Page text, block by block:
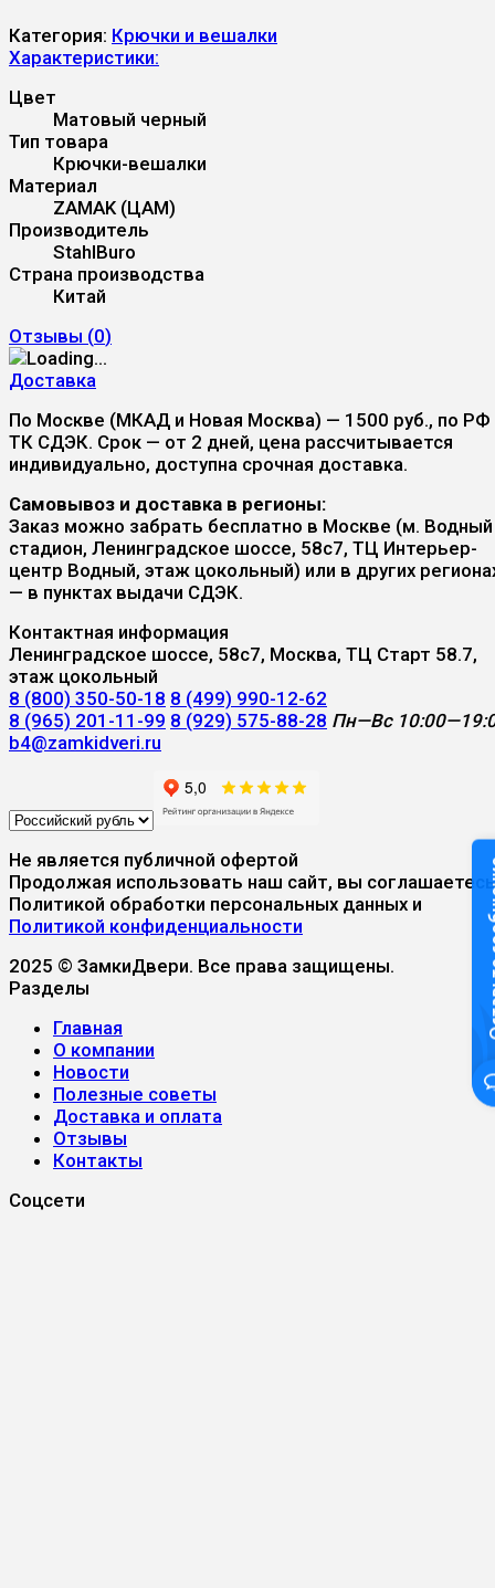
Категория: Крючки и вешалки
Характеристики:
Цвет
Матовый черный
Тип товара
Крючки-вешалки
Материал
ZAMAK (ЦАМ)
Производитель
StahlBuro
Страна производства
Китай
Отзывы (0)
Доставка
По Москве (МКАД и Новая Москва) — 1500 руб., по
ТК СДЭК. Срок — от 2 дней, цена рассчитывается
индивидуально, доступна срочная доставка.
Самовывоз и доставка в регионы:
Заказ можно забрать бесплатно в Москве (м. Водный
стадион, Ленинградское шоссе, 58с7, ТЦ Интерьер-
центр Водный, этаж цокольный) или в других
— в пунктах выдачи СДЭК.
Контактная информация
Ленинградское шоссе, 58с7, Москва, ТЦ Старт 58.7,
этаж цокольный
8 (800) 350-50-18 8 (499) 990-12-62
8 (965) 201-11-99 8 (929) 575-88-28 Пн—Вс
b4@zamkidveri.ru
Не является публичной офертой
Продолжая использовать наш сайт, вы
Политикой обработки персональных данных и
Политикой конфиденциальности
2025 © ЗамкиДвери. Все права защищены.
Разделы
Главная
О компании
Новости
Полезные советы
Доставка и оплата
Отзывы
Контакты
Соцсети